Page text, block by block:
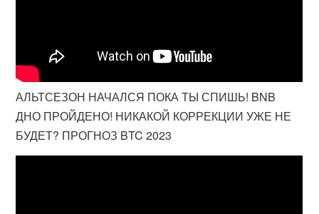
АЛЬТСЕЗОН НАЧАЛСЯ ПОКА ТЫ СПИШЬ! BNB
ДНО ПРОЙДЕНО! НИКАКОЙ КОРРЕКЦИИ УЖЕ НЕ
БУДЕТ? ПРОГНОЗ BTC 2023